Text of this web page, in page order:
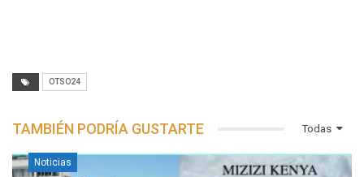
OTSO24
Todas
TAMBIÉN PODRÍA GUSTARTE
Noticias